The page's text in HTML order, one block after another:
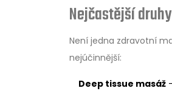
Nejčastější
Není jedna zdravotní
nejúčinnější:
Deep tissue masáž